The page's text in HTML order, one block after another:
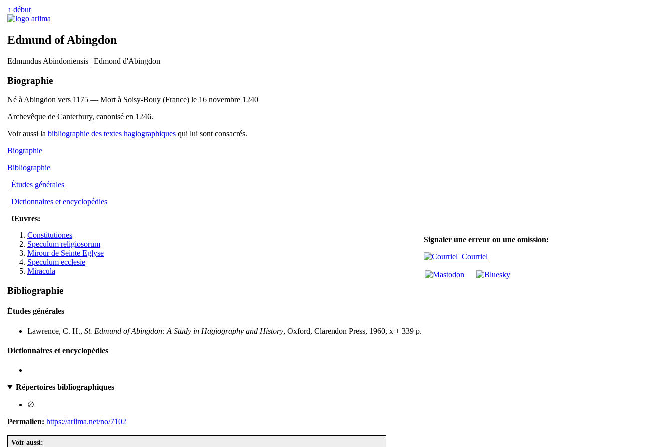
↑ début
Edmund of Abingdon
Edmundus Abindoniensis | Edmond d'Abingdon
Biographie
Né à Abingdon vers 1175 — Mort à Soisy-Bouy (France) le 16 novembre 1240
Archevêque de Canterbury, canonisé en 1246.
Voir aussi la bibliographie des textes hagiographiques qui lui sont consacrés.
Biographie
Bibliographie
Études générales
Dictionnaires et encyclopédies
Œuvres:
Constitutiones
Speculum religiosorum
Mirour de Seinte Eglyse
Speculum ecclesie
Miracula
Bibliographie
Études générales
Lawrence, C. H., St. Edmund of Abingdon: A Study in Hagiography and History, Oxford, Clarendon Press, 1960, x + 339 p.
Dictionnaires et encyclopédies
Répertoires bibliographiques
∅
Permalien: https://arlima.net/no/7102
Voir aussi:
Signaler une erreur ou une omission:
Courriel